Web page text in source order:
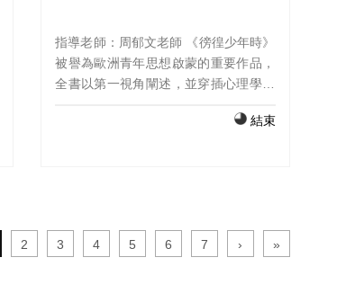
指導老師：周郁文老師 《徬徨少年時》
被譽為歐洲青年思想啟蒙的重要作品，
全書以第一視角闡述，並穿插心理學論
帶您一同探討，這到底是覺醒的過程，
結束
2 3 4 5 6 7 › »